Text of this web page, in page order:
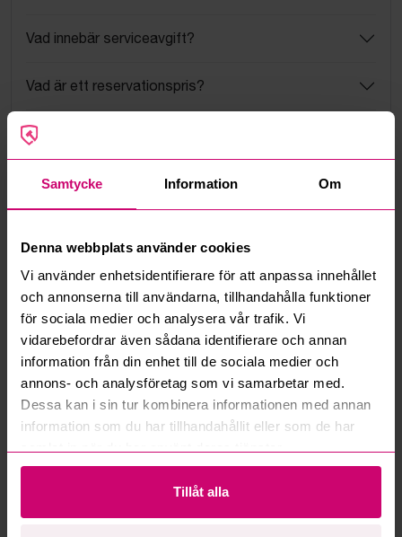
Samtycke Information Om
Denna webbplats använder cookies
Vi använder enhetsidentifierare för att anpassa innehållet
och annonserna till användarna, tillhandahålla funktioner
för sociala medier och analysera vår trafik. Vi
vidarebefordrar även sådana identifierare och annan
information från din enhet till de sociala medier och
annons- och analysföretag som vi samarbetar med.
Dessa kan i sin tur kombinera informationen med annan
information som du har tillhandahållit eller som de har
Tillåt alla
Vad innebär serviceavgift?
Vad är ett reservationspris?
Hur fungerar maxbud?
Hur fungerar budmotorn?
Kan ni frakta mina vunna objekt?
Läs fler frågor och svar
Mer från samma kategori
Oanvänd Oanvänd